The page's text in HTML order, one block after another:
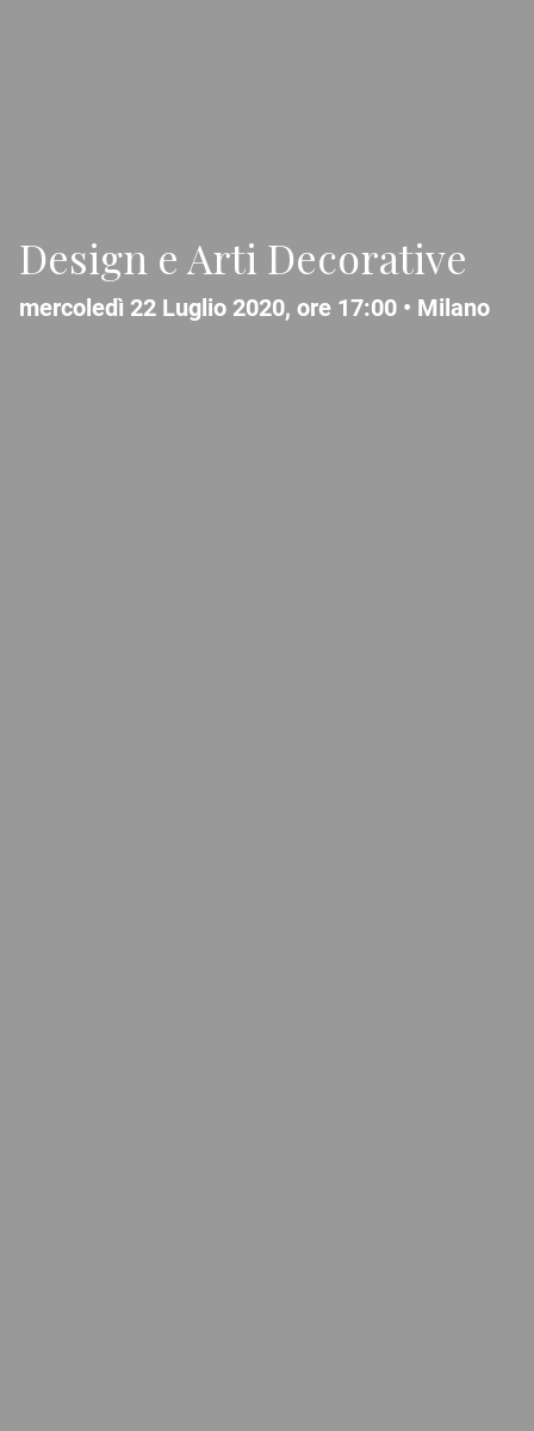
Design e Arti Decorative
mercoledì 22 Luglio 2020, ore 17:00 • Milano